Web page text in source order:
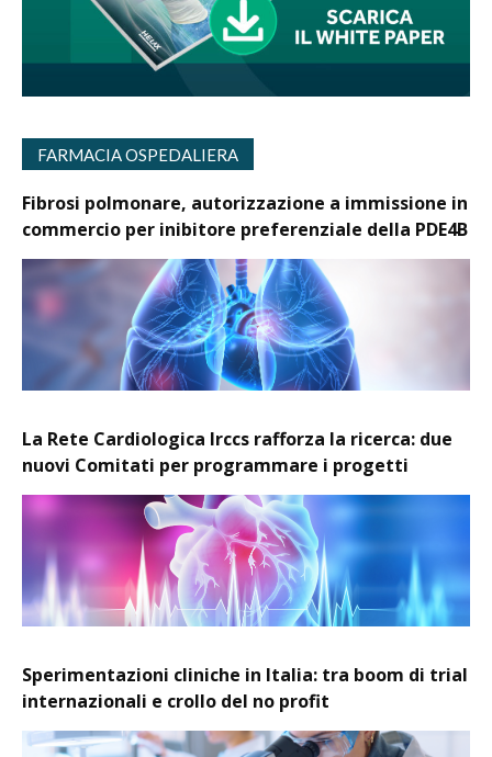
FARMACIA OSPEDALIERA
Fibrosi polmonare, autorizzazione a immissione in
commercio per inibitore preferenziale della PDE4B
La Rete Cardiologica Irccs rafforza la ricerca: due
nuovi Comitati per programmare i progetti
Sperimentazioni cliniche in Italia: tra boom di trial
internazionali e crollo del no profit